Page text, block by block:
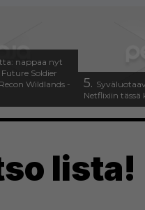
nappaa nyt
Soldier
Wildlands -
5.
Netflixiin tässä
lista!